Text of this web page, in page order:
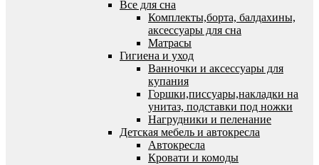
Все для сна
Комплекты,борта, балдахины,
аксессуары для сна
Матрасы
Гигиена и уход
Ванночки и аксессуары для
купания
Горшки,писсуары,накладки на
унитаз, подставки под ножки
Нагрудники и пеленание
Детская мебель и автокресла
Автокресла
Кровати и комоды